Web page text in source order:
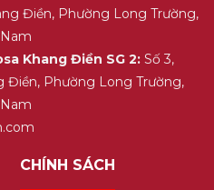
Điền, Phường Long Trường,
Khang Điền SG 2:Số 3,
Điền, Phường Long Trường,
CHÍNH SÁCH